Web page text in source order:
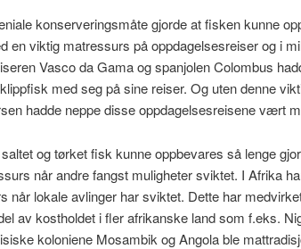
konserveringsmåte gjorde at fisken kunne
en viktig matressurs på oppdagelsesreiser og i
Vasco da Gama og spanjolen Colombus
med seg på sine reiser. Og uten denne
hadde neppe disse oppdagelsesreisene vært
og tørket fisk kunne oppbevares så lenge
når andre fangst muligheter sviktet. I Afrika
når lokale avlinger har sviktet. Dette har
av kostholdet i fler afrikanske land som f.eks.
koloniene Mosambik og Angola ble